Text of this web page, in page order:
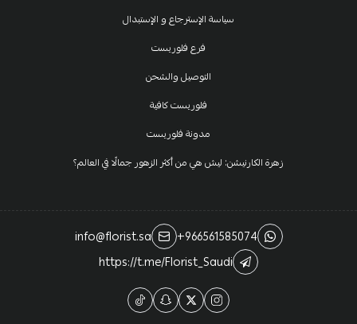
سياسة الإسترجاع و الإستبدال
فرع فلوريست
التوصيل والشحن
فلوريست كافية
مدونة فلوريست
زهرة الكارنيشن: ليش هي من أكثر الزهور جمالًا في العالم؟
+966561585074
info@florist.sa
https://t.me/Florist_Saudi